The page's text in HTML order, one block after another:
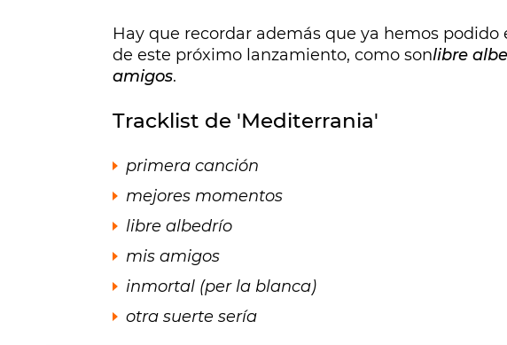
Hay que recordar además que ya hemos
de este próximo lanzamiento, como sonlibre
amigos.
Tracklist de 'Mediterrania'
primera canción
mejores momentos
libre albedrío
mis amigos
inmortal (per la blanca)
otra suerte sería